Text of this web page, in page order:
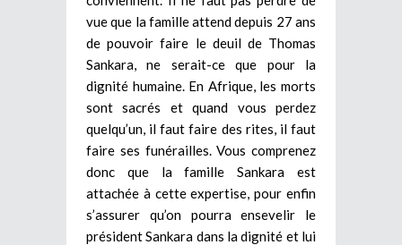
vue que la famille attend depuis 27 ans
de pouvoir faire le deuil de Thomas
Sankara, ne serait-ce que pour la
dignité humaine. En Afrique, les morts
sont sacrés et quand vous perdez
quelqu’un, il faut faire des rites, il faut
faire ses funérailles. Vous comprenez
donc que la famille Sankara est
attachée à cette expertise, pour enfin
s’assurer qu’on pourra ensevelir le
président Sankara dans la dignité et lui